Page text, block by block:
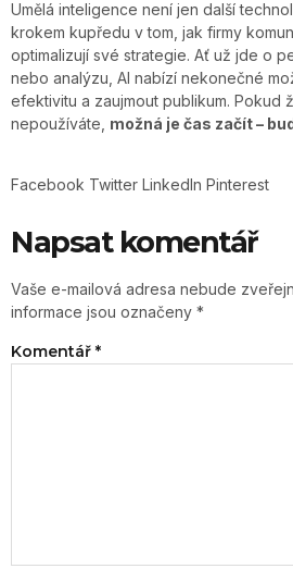
Umělá inteligence není jen další
krokem kupředu v tom, jak firmy
optimalizují své strategie. Ať už jde o
nebo analýzu, AI nabízí nekonečné
efektivitu a zaujmout publikum. Pokud
nepoužíváte, možná je čas začít –
Facebook Twitter LinkedIn Pinterest
Napsat komentář
Vaše e-mailová adresa nebude
informace jsou označeny *
Komentář *